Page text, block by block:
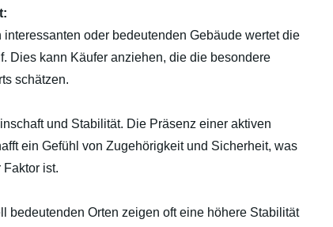
oder bedeutenden Gebäude wertet die
Dies kann Käufer anziehen, die die besondere
schätzen.
und Stabilität. Die Präsenz einer aktiven
ein Gefühl von Zugehörigkeit und Sicherheit, was
ist.
bedeutenden Orten zeigen oft eine höhere Stabilität